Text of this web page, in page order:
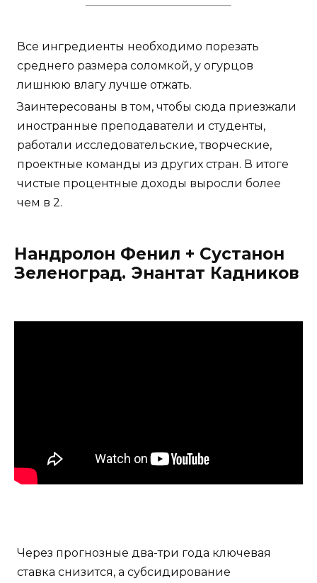
Все ингредиенты необходимо порезать
среднего размера соломкой, у огурцов
лишнюю влагу лучше отжать.
Заинтересованы в том, чтобы сюда приезжали
иностранные преподаватели и студенты,
работали исследовательские, творческие,
проектные команды из других стран. В итоге
чистые процентные доходы выросли более
чем в 2.
Нандролон Фенил + Сустанон
Зеленоград. Энантат Кадников
Через прогнозные два-три года ключевая
ставка снизится, а субсидирование